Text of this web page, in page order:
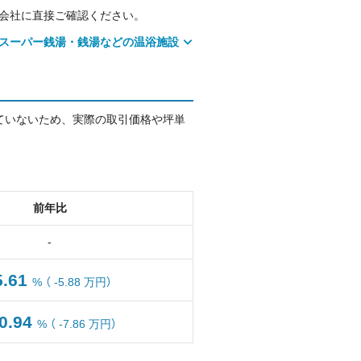
に直接ご確認ください。
ーパー銭湯・銭湯などの温浴施設
ないため、実際の取引価格や坪単
前年比
-
% （ -5.88 万円）
% （ -7.86 万円）